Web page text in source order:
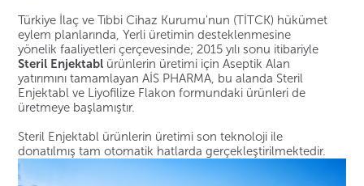
Türkiye İlaç ve Tıbbi Cihaz Kurumu'nun (TİTCK) hükümet
eylem planlarında, Yerli üretimin desteklenmesine
yönelik faaliyetleri çerçevesinde; 2015 yılı sonu itibariyle
Steril Enjektabl ürünlerin üretimi için Aseptik Alan
yatırımını tamamlayan AİS PHARMA, bu alanda Steril
Enjektabl ve Liyofilize Flakon formundaki ürünleri de
üretmeye başlamıştır.
Steril Enjektabl ürünlerin üretimi son teknoloji ile
donatılmış tam otomatik hatlarda gerçekleştirilmektedir.